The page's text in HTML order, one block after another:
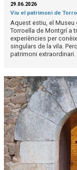
29.06.2026
Viu el patrimoni de
Aquest estiu, el
Torroella de Montgrí a
experiències per
singulars de la vila.
patrimoni extraordinari.